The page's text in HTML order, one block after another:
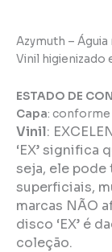
Azymuth –
Vinil higienizado
ESTADO DE
Capa:
Vinil:
‘EX’ significa
seja, ele pode
superficiais,
marcas NÃO
disco ‘EX’ é
coleção.